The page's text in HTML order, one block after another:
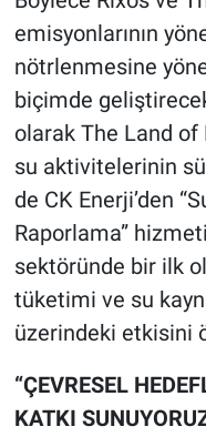
emisyonlarının
nötrlenmesine
biçimde
olarak The Land of
su aktivitelerinin
de CK Enerji’den
Raporlama”
sektöründe bir ilk
tüketimi ve su
üzerindeki etkisini
“ÇEVRESEL
KATKI